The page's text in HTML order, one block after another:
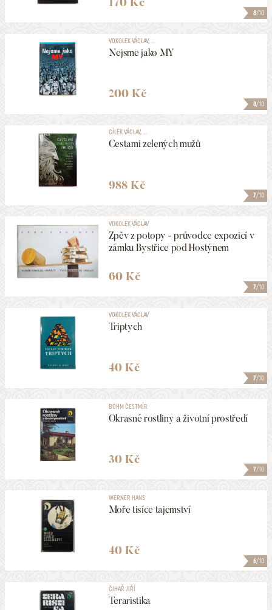
8/10
8/10
VOKOLEK VÁCLAV, ...
Nejsme jako MY
200 Kč
7/10
CÍLEK VÁCLAV, ...
Cestami zelených mužů
988 Kč
7/10
VOKOLEK VÁCLAV
Zpěv z potopy - průvodce expozicí v
zámku Bystřice pod Hostýnem
60 Kč
7/10
VOKOLEK VÁCLAV
Triptych
40 Kč
7/10
BÖHM ČESTMÍR
Okrasné rostliny a životní prostředí
30 Kč
6/10
WERNER HANS
Moře tisíce tajemství
40 Kč
ČIHAŘ JIŘÍ
Teraristika